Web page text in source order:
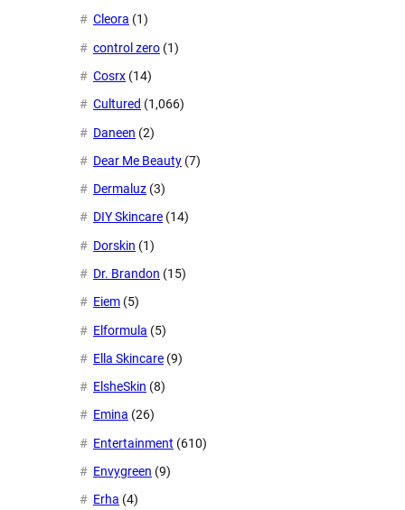
Cleora (1)
control zero (1)
Cosrx (14)
Cultured (1,066)
Daneen (2)
Dear Me Beauty (7)
Dermaluz (3)
DIY Skincare (14)
Dorskin (1)
Dr. Brandon (15)
Eiem (5)
Elformula (5)
Ella Skincare (9)
ElsheSkin (8)
Emina (26)
Entertainment (610)
Envygreen (9)
Erha (4)